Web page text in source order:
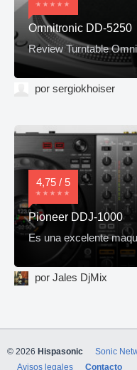
Omnitronic DD-5250
Review Turntable
por sergiokhoiser
4,75 / 5
Pioneer DDJ-1000
Es una excelente
por Jales DjMix
© 2026 Hispasonic Sonic
Avisos legales
Contacto